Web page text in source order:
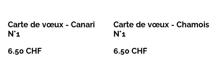
Carte de vœux - Canari
N°1
6.50 CHF
Carte de vœux - Chamois
N°1
6.50 CHF